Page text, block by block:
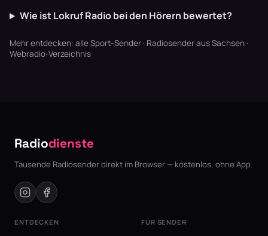
Wie ist Lokruf Radio bei den Hörern bewertet?
Mehr entdecken: alle Sport-Sender · Radiosender aus Sachsen ·
Webradio-Verzeichnis
Radiodienste
Tausende Radiosender direkt im Browser — kostenlos, ohne App.
ENTDECKEN FÜR SENDER